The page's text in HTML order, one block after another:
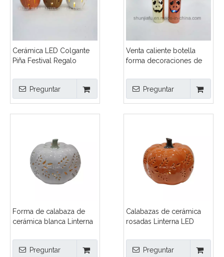
Cerámica LED Colgante
Piña Festival Regalo
Preguntar
Venta caliente botella
forma decoraciones de
con función LED
Preguntar
Forma de calabaza de
cerámica blanca Linterna
cerámica Linterna
ahuecada Decoraciones
Preguntar
Calabazas de cerámica
rosadas Linterna LED
Linterna ahuecada
Decoraciones de
Preguntar